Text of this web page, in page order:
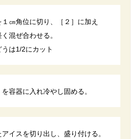
１㎝角位に切り、［２］に加え
混ぜ合わせる。
は1/2にカット
を容器に入れ冷やし固める。
アイスを切り出し、盛り付ける。